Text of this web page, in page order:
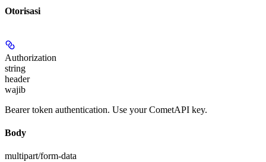
Otorisasi
Authorization
string
header
wajib
Bearer token authentication. Use your CometAPI key.
Body
multipart/form-data